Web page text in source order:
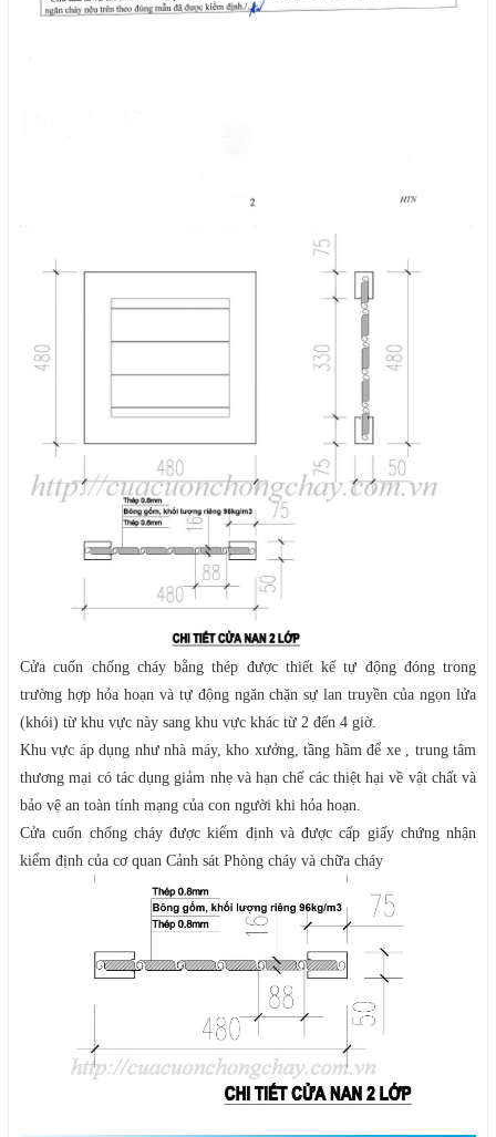
Cửa cuốn chống cháy bằng thép được thiết kế tự động đóng trong
trường hợp hỏa hoạn và tự động ngăn chặn sự lan truyền của ngọn lửa
(khói) từ khu vực này sang khu vực khác từ 2 đến 4 giờ.
Khu vực áp dụng như nhà máy, kho xưởng, tầng hầm để xe , trung tâm
thương mại có tác dụng giảm nhẹ và hạn chế các thiệt hại về vật chất và
bảo vệ an toàn tính mạng của con người khi hỏa hoạn.
Cửa cuốn chống cháy được kiểm định và được cấp giấy chứng nhận
kiểm định của cơ quan Cảnh sát Phòng cháy và chữa cháy